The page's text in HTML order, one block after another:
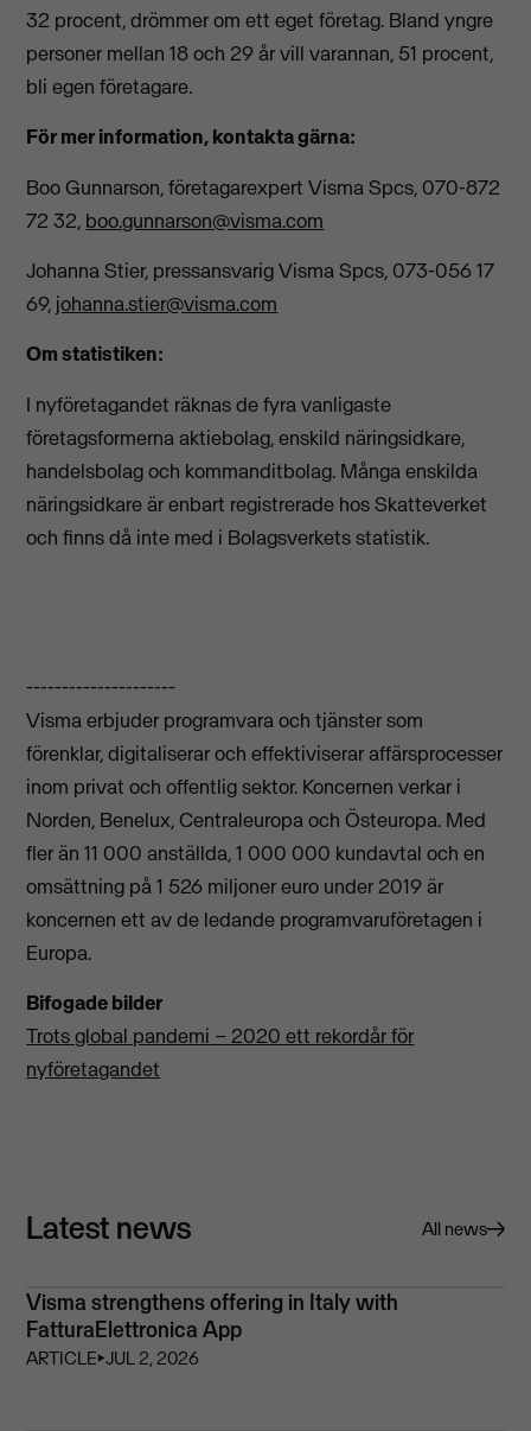
32 procent, drömmer om ett eget företag. Bland yngre
personer mellan 18 och 29 år vill varannan, 51 procent,
bli egen företagare.
För mer information, kontakta gärna:
Boo Gunnarson, företagarexpert Visma Spcs, 070-872
72 32, boo.gunnarson@visma.com
Johanna Stier, pressansvarig Visma Spcs, 073-056 17
69, johanna.stier@visma.com
Om statistiken:
I nyföretagandet räknas de fyra vanligaste
företagsformerna aktiebolag, enskild näringsidkare,
handelsbolag och kommanditbolag. Många enskilda
näringsidkare är enbart registrerade hos Skatteverket
och finns då inte med i Bolagsverkets statistik.
---------------------
Visma erbjuder programvara och tjänster som
förenklar, digitaliserar och effektiviserar affärsprocesser
inom privat och offentlig sektor. Koncernen verkar i
Norden, Benelux, Centraleuropa och Östeuropa. Med
fler än 11 000 anställda, 1 000 000 kundavtal och en
omsättning på 1 526 miljoner euro under 2019 är
koncernen ett av de ledande programvaruföretagen i
Europa.
Bifogade bilder
Trots global pandemi – 2020 ett rekordår för
nyföretagandet
Latest news All news
Visma strengthens offering in Italy with
FatturaElettronica App
ARTICLE⏵JUL 2, 2026